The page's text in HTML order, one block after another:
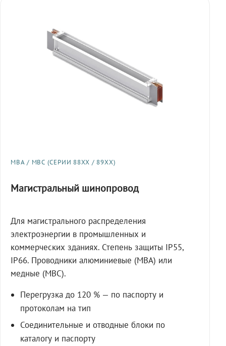
МВА / МВС (СЕРИИ 88XX / 89XX)
Магистральный шинопровод
Для магистрального распределения
электроэнергии в промышленных и
коммерческих зданиях. Степень защиты IP55,
IP66. Проводники алюминиевые (МВА) или
медные (МВС).
Перегрузка до 120 % — по паспорту и
протоколам на тип
Соединительные и отводные блоки по
каталогу и паспорту